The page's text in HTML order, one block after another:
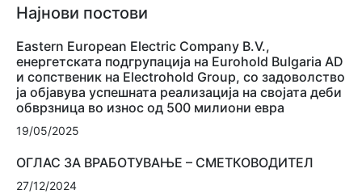
Најнови постови
Eastern European Electric Company B.V.,
енергетската подгрупација на Eurohold Bulgaria AD
и сопственик на Electrohold Group, со задоволство
ја објавува успешната реализација на својата деби
обврзница во износ од 500 милиони евра
19/05/2025
ОГЛАС ЗА ВРАБОТУВАЊЕ – СМЕТКОВОДИТЕЛ
27/12/2024